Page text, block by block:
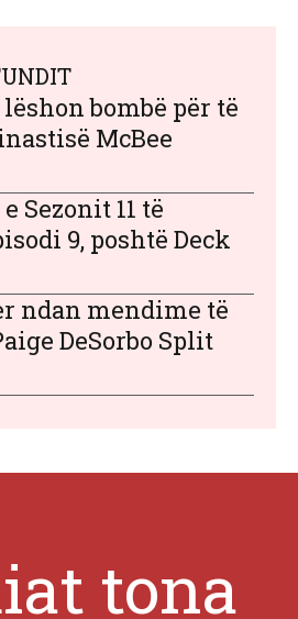
bombë për të
McBee
Sezonit 11 të
9, poshtë Deck
ndan mendime të
DeSorbo Split
tona